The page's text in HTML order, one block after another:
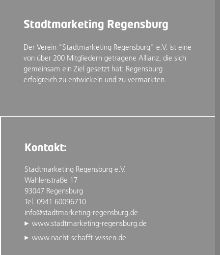
Stadtmarketing Regensburg
Der Verein "Stadtmarketing Regensburg" e.V. ist eine
von über 200 Mitgliedern getragene Allianz, die sich
gemeinsam ein Ziel gesetzt hat: Regensburg
erfolgreich zu entwickeln und zu vermarkten.
Kontakt:
Stadtmarketing Regensburg e.V.
Wahlenstraße 17
93047 Regensburg
Tel. 0941 60096710
info@stadtmarketing-regensburg.de
www.stadtmarketing-regensburg.de
www.nacht-schafft-wissen.de